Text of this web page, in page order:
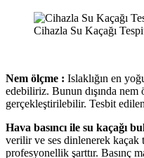
Cihazla Su Kaçağı
Nem ölçme : Islaklığın en
edebiliriz. Bunun dışında
gerçekleştirilebilir. Tesbit
Hava basıncı ile su kaçağı
verilir ve ses dinlenerek
profesyonellik şarttır. Basınç